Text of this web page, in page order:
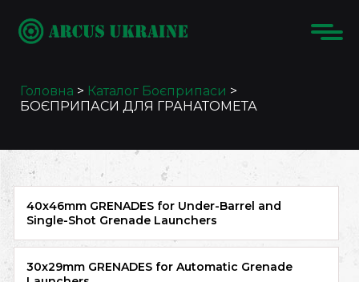
Головна > Каталог Боєприпаси >
БОЄПРИПАСИ ДЛЯ ГРАНАТОМЕТА
40x46mm GRENADES for Under-Barrel and
Single-Shot Grenade Launchers
30x29mm GRENADES for Automatic Grenade